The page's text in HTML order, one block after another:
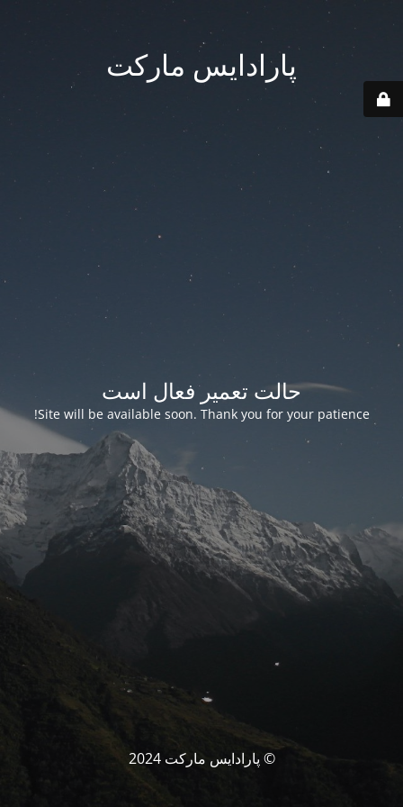
پارادایس مارکت
حالت تعمیر فعال است
Site will be available soon. Thank you for your patience!
© پارادایس مارکت 2024